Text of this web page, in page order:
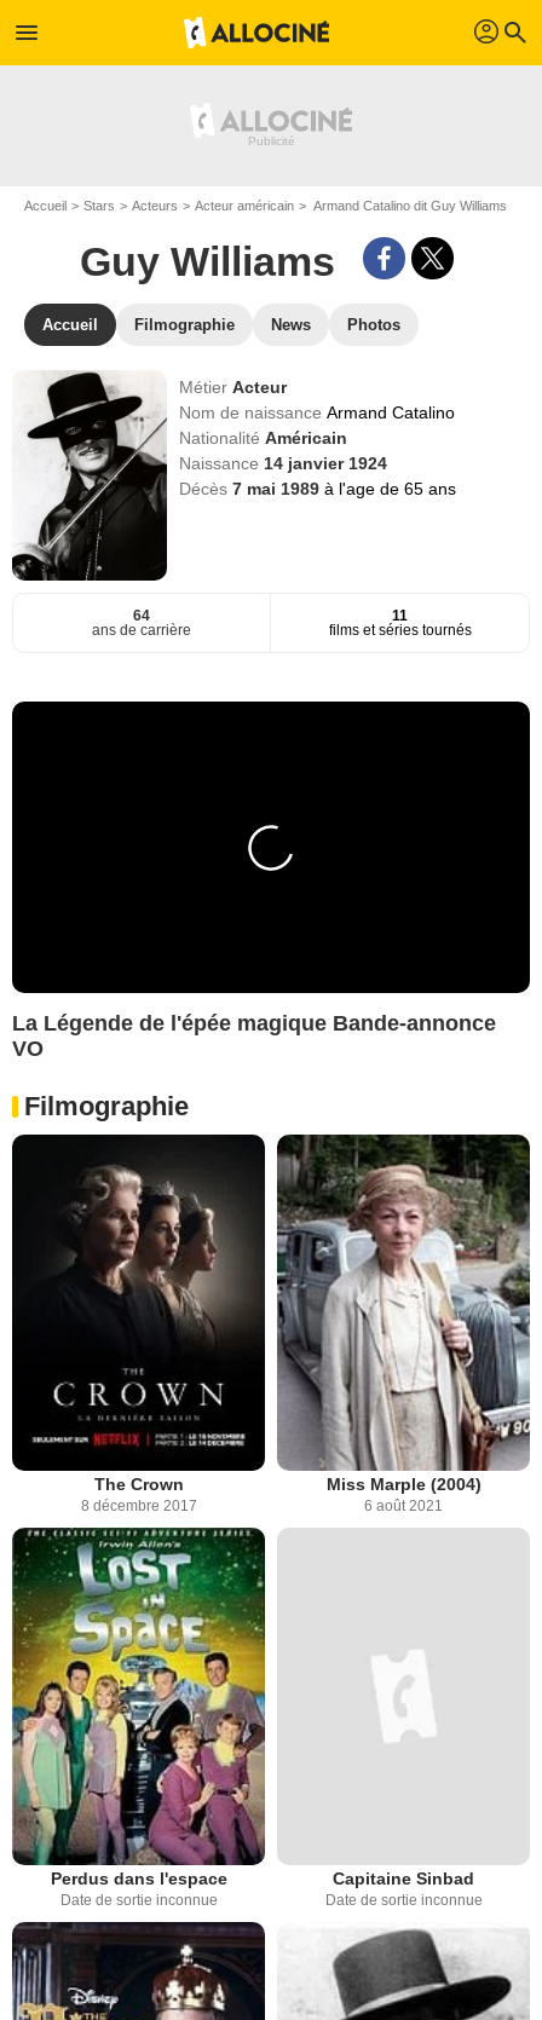
menu profil search
Accueil Stars Acteurs Acteur américain Armand Catalino dit Guy Williams
Guy Williams
Accueil Filmographie News Photos
MétierActeur
Nom de naissanceArmand Catalino
NationalitéAméricain
Naissance 14 janvier 1924
Décès7 mai 1989à l'age de 65 ans
64
ans de carrière
11
films et séries tournés
La Légende de l'épée magique Bande-annonce
VO
Filmographie
The Crown
8 décembre 2017
Miss Marple (2004)
6 août 2021
Perdus dans l'espace
Date de sortie inconnue
Capitaine Sinbad
Date de sortie inconnue